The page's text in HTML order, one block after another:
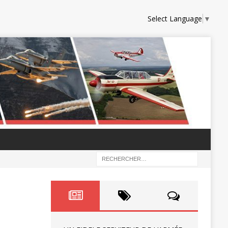
Select Language ▼